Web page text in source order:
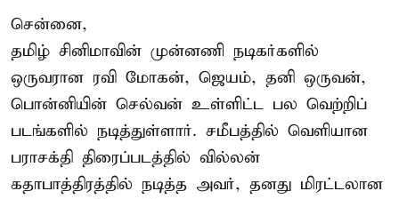
சென்னை,
தமிழ் சினிமாவின் முன்னணி நடிகர்களில்
ஒருவரான ரவி மோகன், ஜெயம், தனி ஒருவன்,
பொன்னியின் செல்வன் உள்ளிட்ட பல வெற்றிப்
படங்களில் நடித்துள்ளார். சமீபத்தில் வெளியான
பராசக்தி திரைப்படத்தில் வில்லன்
கதாபாத்திரத்தில் நடித்த அவர், தனது மிரட்டலான